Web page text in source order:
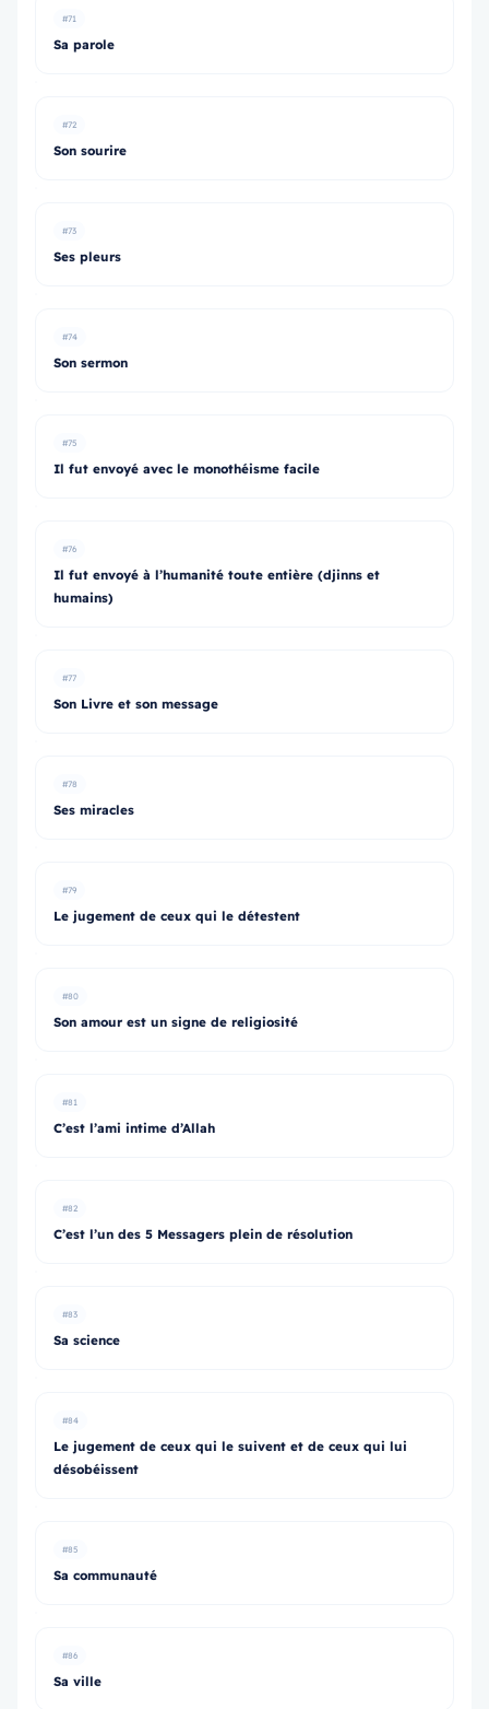
#71
Sa parole
#72
Son sourire
#73
Ses pleurs
#74
Son sermon
#75
Il fut envoyé avec le monothéisme facile
#76
Il fut envoyé à l’humanité toute entière (djinns et
humains)
#77
Son Livre et son message
#78
Ses miracles
#79
Le jugement de ceux qui le détestent
#80
Son amour est un signe de religiosité
#81
C’est l’ami intime d’Allah
#82
C’est l’un des 5 Messagers plein de résolution
#83
Sa science
#84
Le jugement de ceux qui le suivent et de ceux qui lui
désobéissent
#85
Sa communauté
#86
Sa ville